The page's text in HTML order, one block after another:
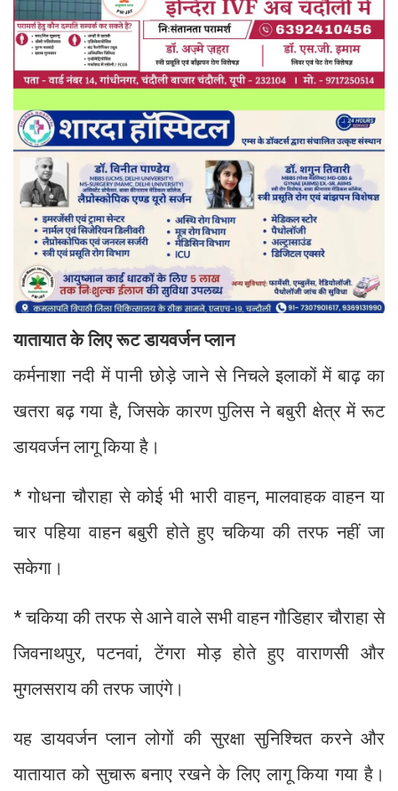
यातायात के लिए रूट डायवर्जन प्लान
कर्मनाशा नदी में पानी छोड़े जाने से निचले इलाकों में बाढ़ का
खतरा बढ़ गया है, जिसके कारण पुलिस ने बबुरी क्षेत्र में रूट
डायवर्जन लागू किया है।
* गोधना चौराहा से कोई भी भारी वाहन, मालवाहक वाहन या
चार पहिया वाहन बबुरी होते हुए चकिया की तरफ नहीं जा
सकेगा।
* चकिया की तरफ से आने वाले सभी वाहन गौडिहार चौराहा से
जिवनाथपुर, पटनवां, टेंगरा मोड़ होते हुए वाराणसी और
मुगलसराय की तरफ जाएंगे।
यह डायवर्जन प्लान लोगों की सुरक्षा सुनिश्चित करने और
यातायात को सुचारू बनाए रखने के लिए लागू किया गया है।